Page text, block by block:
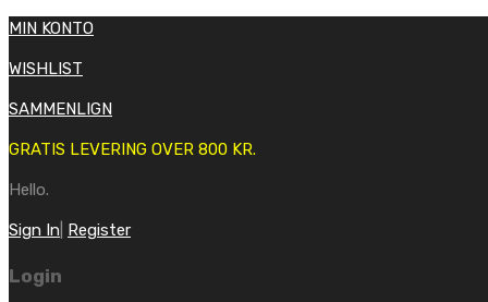
MIN KONTO
WISHLIST
SAMMENLIGN
GRATIS LEVERING OVER 800 KR.
Hello.
Sign In Register
Login